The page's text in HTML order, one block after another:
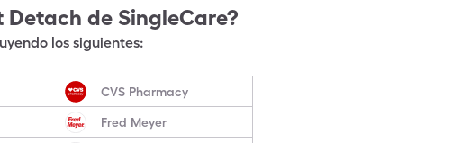
Detach de SingleCare?
los siguientes:
CVS Pharmacy
Fred Meyer